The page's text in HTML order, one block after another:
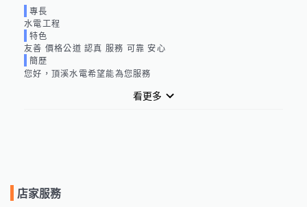
專長
水電工程
特色
友善 價格公道 認真 服務 可靠 安心
簡歷
您好，頂溪水電希望能為您服務
看更多
店家服務